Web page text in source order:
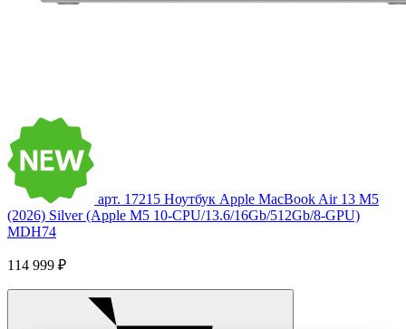
арт. 17215 Ноутбук Apple MacBook Air 13 M5
(2026) Silver (Apple M5 10-CPU/13.6/16Gb/512Gb/8-GPU)
MDH74
114 999 ₽